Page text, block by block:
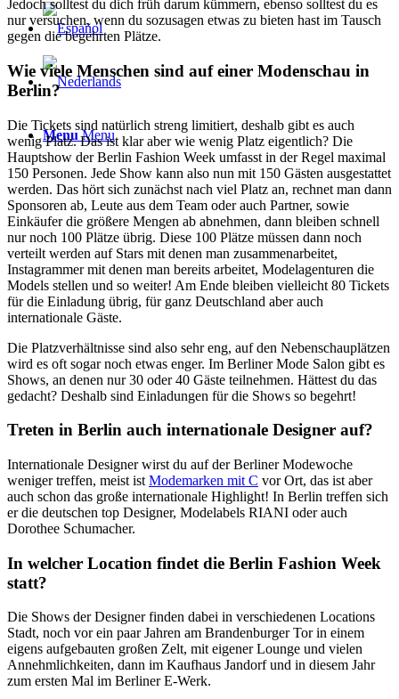
Menu Menu
Jedoch solltest du dich früh darum kümmern, ebenso solltest du es
nur versuchen, wenn du sozusagen etwas zu bieten hast im Tausch
gegen die begehrten Plätze.
Wie viele Menschen sind auf einer Modenschau in
Berlin?
Die Tickets sind natürlich streng limitiert, deshalb gibt es auch
wenig Platz. Das ist klar aber wie wenig Platz eigentlich? Die
Hauptshow der Berlin Fashion Week umfasst in der Regel maximal
150 Personen. Jede Show kann also nun mit 150 Gästen ausgestattet
werden. Das hört sich zunächst nach viel Platz an, rechnet man dann
Sponsoren ab, Leute aus dem Team oder auch Partner, sowie
Einkäufer die größere Mengen ab abnehmen, dann bleiben schnell
nur noch 100 Plätze übrig. Diese 100 Plätze müssen dann noch
verteilt werden auf Stars mit denen man zusammenarbeitet,
Instagrammer mit denen man bereits arbeitet, Modelagenturen die
Models stellen und so weiter! Am Ende bleiben vielleicht 80 Tickets
für die Einladung übrig, für ganz Deutschland aber auch
internationale Gäste.
Die Platzverhältnisse sind also sehr eng, auf den Nebenschauplätzen
wird es oft sogar noch etwas enger. Im Berliner Mode Salon gibt es
Shows, an denen nur 30 oder 40 Gäste teilnehmen. Hättest du das
gedacht? Deshalb sind Einladungen für die Shows so begehrt!
Treten in Berlin auch internationale Designer auf?
Internationale Designer wirst du auf der Berliner Modewoche
weniger treffen, meist ist Modemarken mit C vor Ort, das ist aber
auch schon das große internationale Highlight! In Berlin treffen sich
er die deutschen top Designer, Modelabels RIANI oder auch
Dorothee Schumacher.
In welcher Location findet die Berlin Fashion Week
statt?
Die Shows der Designer finden dabei in verschiedenen Locations
Stadt, noch vor ein paar Jahren am Brandenburger Tor in einem
eigens aufgebauten großen Zelt, mit eigener Lounge und vielen
Annehmlichkeiten, dann im Kaufhaus Jandorf und in diesem Jahr
zum ersten Mal im Berliner E-Werk.